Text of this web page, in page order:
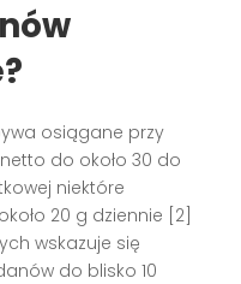
osiągane przy
do około 30 do
niektóre
20 g dziennie [2]
wskazuje się
do blisko 10